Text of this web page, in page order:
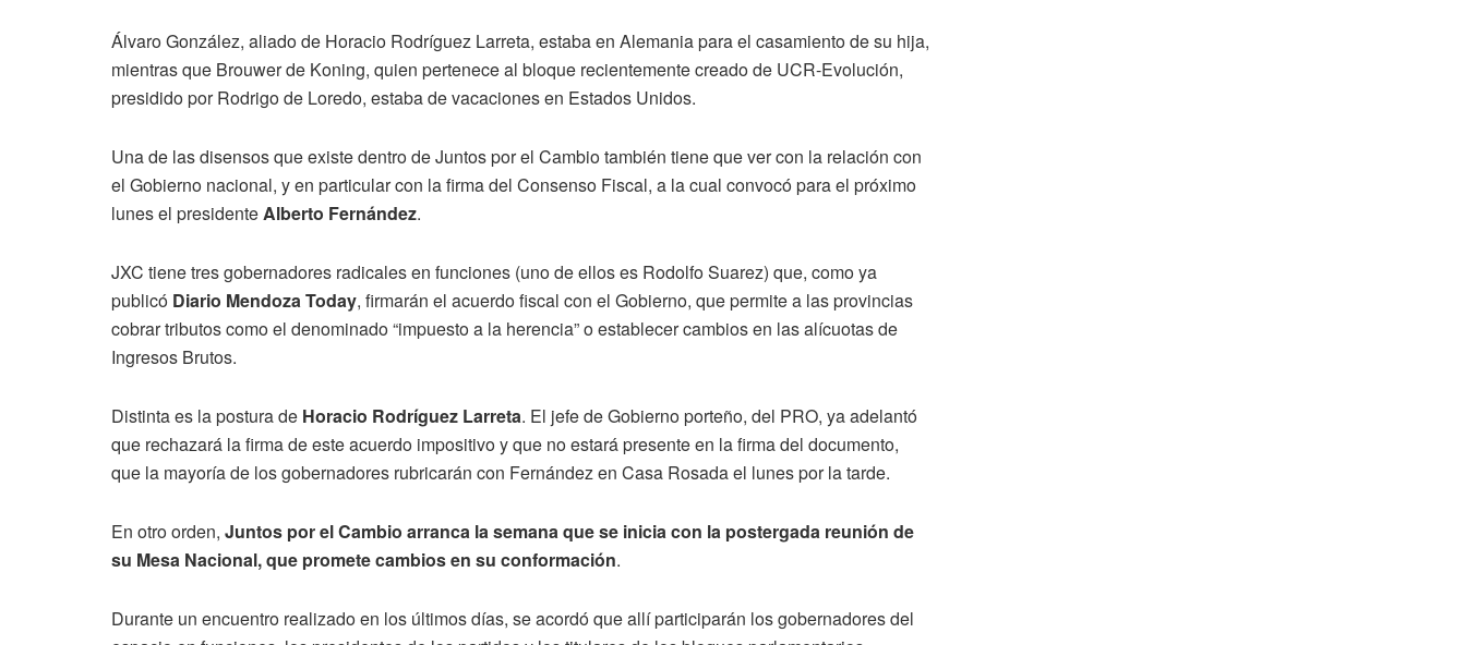
Álvaro González, aliado de Horacio Rodríguez Larreta, estaba en Alemania para el casamiento de su hija,
mientras que Brouwer de Koning, quien pertenece al bloque recientemente creado de UCR-Evolución,
presidido por Rodrigo de Loredo, estaba de vacaciones en Estados Unidos.
Una de las disensos que existe dentro de Juntos por el Cambio también tiene que ver con la relación con
el Gobierno nacional, y en particular con la firma del Consenso Fiscal, a la cual convocó para el próximo
lunes el presidente Alberto Fernández.
JXC tiene tres gobernadores radicales en funciones (uno de ellos es Rodolfo Suarez) que, como ya
publicó Diario Mendoza Today, firmarán el acuerdo fiscal con el Gobierno, que permite a las provincias
cobrar tributos como el denominado “impuesto a la herencia” o establecer cambios en las alícuotas de
Ingresos Brutos.
Distinta es la postura de Horacio Rodríguez Larreta. El jefe de Gobierno porteño, del PRO, ya adelantó
que rechazará la firma de este acuerdo impositivo y que no estará presente en la firma del documento,
que la mayoría de los gobernadores rubricarán con Fernández en Casa Rosada el lunes por la tarde.
En otro orden, Juntos por el Cambio arranca la semana que se inicia con la postergada reunión de
su Mesa Nacional, que promete cambios en su conformación.
Durante un encuentro realizado en los últimos días, se acordó que allí participarán los gobernadores del